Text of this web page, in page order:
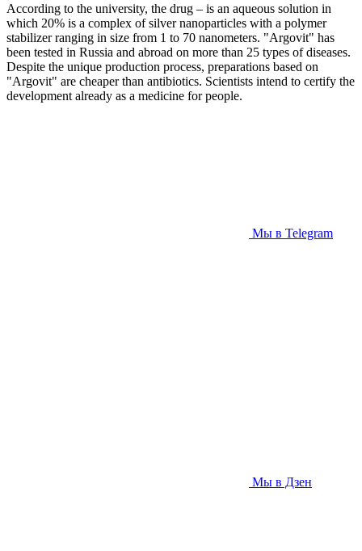
According to the university, the drug – is an aqueous solution in
which 20% is a complex of silver nanoparticles with a polymer
stabilizer ranging in size from 1 to 70 nanometers. "Argovit" has
been tested in Russia and abroad on more than 25 types of diseases.
Despite the unique production process, preparations based on
"Argovit" are cheaper than antibiotics. Scientists intend to certify the
development already as a medicine for people.
Мы в Telegram
Мы в Дзен